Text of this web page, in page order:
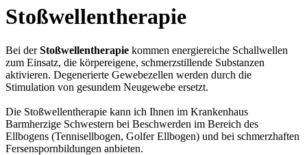
Stoßwellentherapie
Bei derStoßwellentherapie kommen energiereiche Schallwellen
zum Einsatz, die körpereigene, schmerzstillende Substanzen
aktivieren. Degenerierte Gewebezellen werden durch die
Stimulation von gesundem Neugewebe ersetzt.
Die Stoßwellentherapie kann ich Ihnen im Krankenhaus
Barmherzige Schwestern bei Beschwerden im Bereich des
Ellbogens (Tennisellbogen, Golfer Ellbogen) und bei schmerzhaften
Fersenspornbildungen anbieten.